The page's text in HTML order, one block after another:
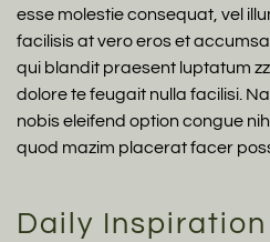
esse molestie consequat, vel
facilisis at vero eros et
qui blandit praesent luptatum
dolore te feugait nulla facilisi.
nobis eleifend option congue
quod mazim placerat facer
Daily Inspiration